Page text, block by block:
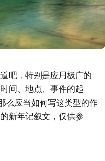
吧，特别是应用极广的
间、地点、事件的起
么应当如何写这类型的作
新年记叙文，仅供参